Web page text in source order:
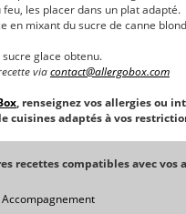
les placer dans un plat adapté.
en mixant du sucre de canne
glace obtenu.
viacontact@allergobox.com
, renseignez vos allergies ou
cuisines adaptés à vos
recettes compatibles avec vos
Accompagnement